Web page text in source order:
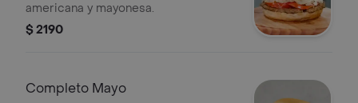
americana y mayonesa.
$ 2190
Completo Mayo